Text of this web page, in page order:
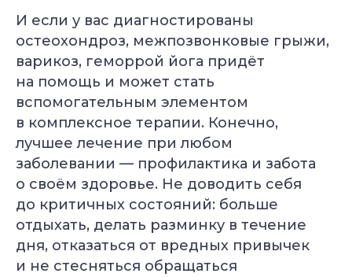
И если у вас диагностированы
остеохондроз, межпозвонковые грыжи,
варикоз, геморрой йога придёт
на помощь и может стать
вспомогательным элементом
в комплексное терапии. Конечно,
лучшее лечение при любом
заболевании — профилактика и забота
о своём здоровье. Не доводить себя
до критичных состояний: больше
отдыхать, делать разминку в течение
дня, отказаться от вредных привычек
и не стесняться обращаться